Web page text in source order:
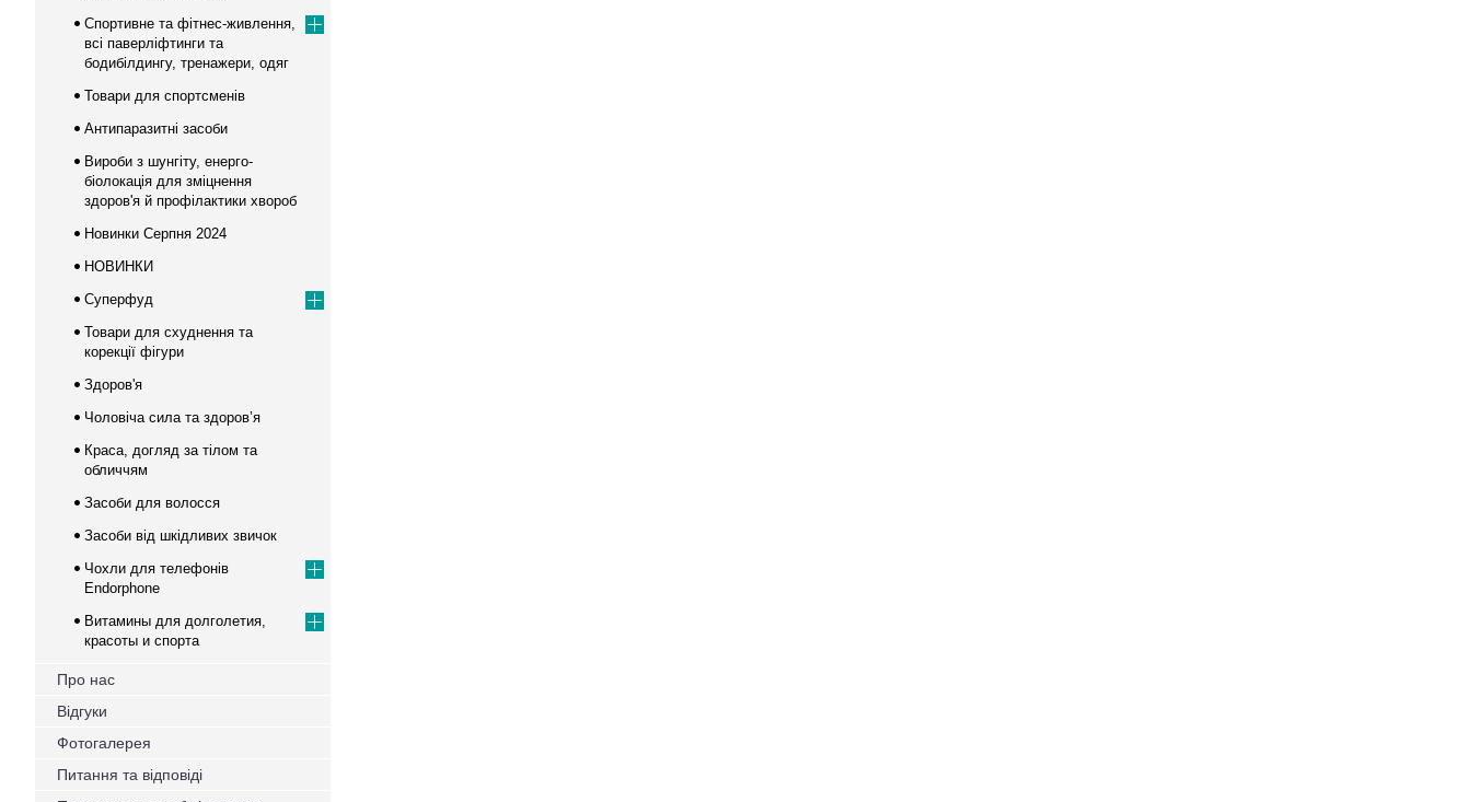
Спортивне та фітнес-живлення,
всі паверліфтинги та
бодибілдингу, тренажери, одяг
Товари для спортсменів
Антипаразитні засоби
Вироби з шунгіту, енерго-
біолокація для зміцнення
здоров'я й профілактики хвороб
Новинки Серпня 2024
НОВИНКИ
Суперфуд
Товари для схуднення та
корекції фігури
Здоров'я
Чоловіча сила та здоров’я
Краса, догляд за тілом та
обличчям
Засоби для волосся
Засоби від шкідливих звичок
Чохли для телефонів
Endorphone
Витамины для долголетия,
красоты и спорта
Про нас
Відгуки
Фотогалерея
Питання та відповіді